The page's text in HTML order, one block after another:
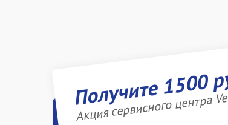
Получите 1500
Акция сервисного центра